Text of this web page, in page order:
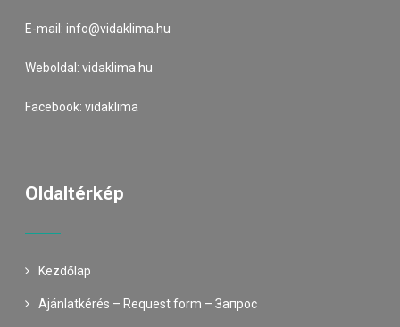
E-mail:info@vidaklima.hu
Weboldal:vidaklima.hu
Facebook:vidaklima
Oldaltérkép
Kezdőlap
Ajánlatkérés – Request form – Запрос